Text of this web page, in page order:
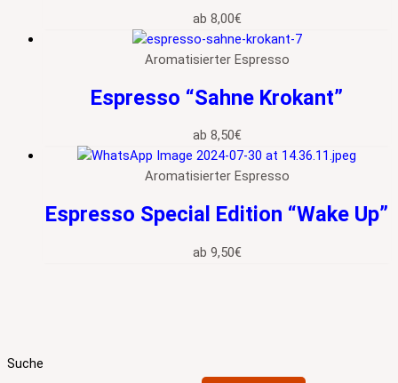
Suche
ab 8,00€
Aromatisierter Espresso
Espresso “Sahne Krokant”
ab 8,50€
Aromatisierter Espresso
Espresso Special Edition “Wake Up”
ab 9,50€